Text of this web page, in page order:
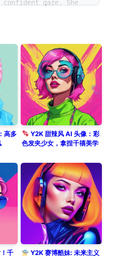
gaze. She
fashion outfit.
designed with
futurism, using
cel shading. The
is set
bright pink
high
colors in a
style.
高多
Y2K 甜辣风 AI 头像：彩
色发夹少女，拿捏千禧美学
千
Y2K 赛博酷妹: 未来主义